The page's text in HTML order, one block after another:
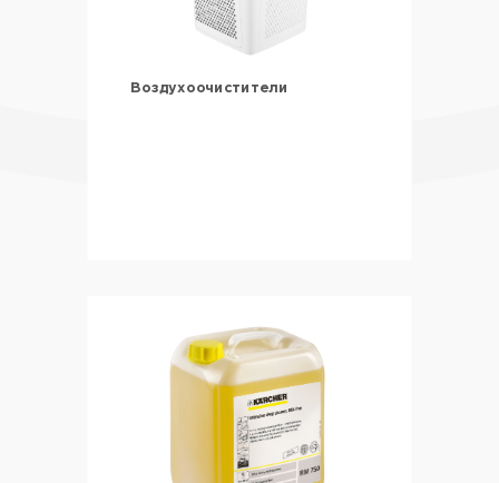
Воздухоочистители